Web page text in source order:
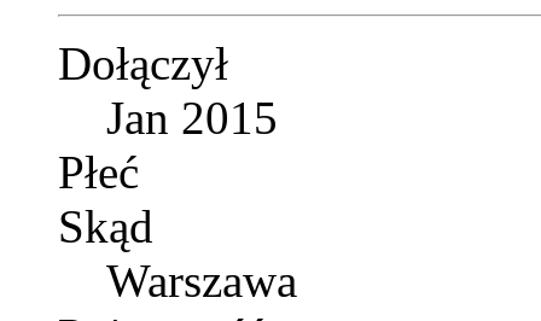
Dołączył
Jan 2015
Płeć
Skąd
Warszawa